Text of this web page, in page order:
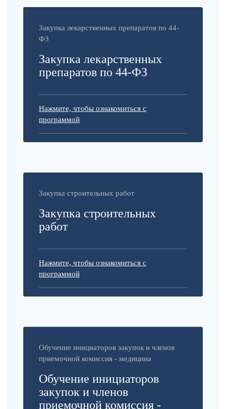
Закупка лекарственных препаратов по 44-
ФЗ
Закупка лекарственных
препаратов по 44-ФЗ
Нажмите, чтобы ознакомиться с
программой
Закупка строительных работ
Закупка строительных
работ
Нажмите, чтобы ознакомиться с
программой
Обучение инициаторов закупок и членов
приемочной комиссия - медицина
Обучение инициаторов
закупок и членов
приемочной комиссия -